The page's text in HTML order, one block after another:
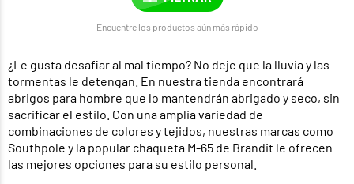
Encuentre los productos aún más rápido
¿Le gusta desafiar al mal tiempo? No deje que la lluvia y las
tormentas le detengan. En nuestra tienda encontrará
abrigos para hombre que lo mantendrán abrigado y seco, sin
sacrificar el estilo. Con una amplia variedad de
combinaciones de colores y tejidos, nuestras marcas como
Southpole y la popular chaqueta M-65 de Brandit le ofrecen
las mejores opciones para su estilo personal.